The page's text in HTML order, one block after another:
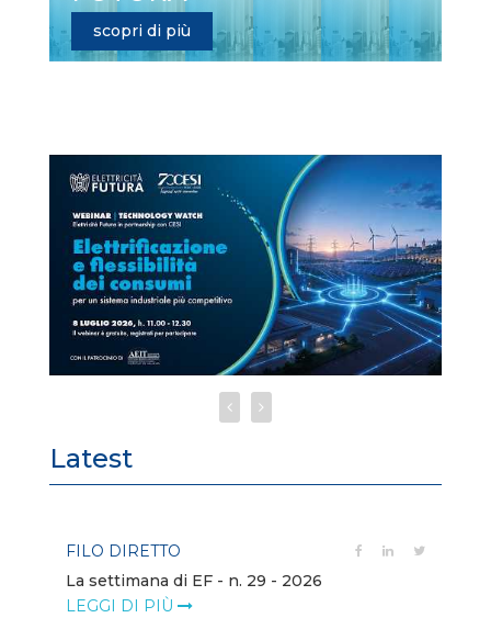
scopri di più
Latest
FILO DIRETTO
La settimana di EF - n. 29 - 2026
LEGGI DI PIÙ